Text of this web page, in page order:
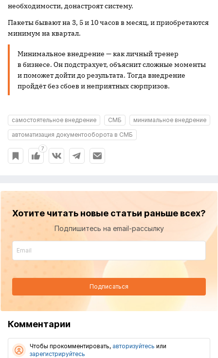
необходимости, донастроят систему.
Пакеты бывают на 3, 5 и 10 часов в месяц, и приобретаются
минимум на квартал.
Минимальное внедрение — как личный тренер
в бизнесе. Он подстрахует, объяснит сложные моменты
и поможет дойти до результата. Тогда внедрение
пройдёт без сбоев и неприятных сюрпризов.
самостоятельное внедрение СМБ
минимальное внедрение
автоматизация документооборота в СМБ
7
Хотите читать новые статьи раньше всех?
Подпишитесь на email-рассылку
Подписаться
Комментарии
Чтобы прокомментировать, авторизуйтесь или
зарегистрируйтесь